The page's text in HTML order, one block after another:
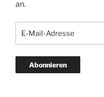
an.
Mail-
Abonnieren